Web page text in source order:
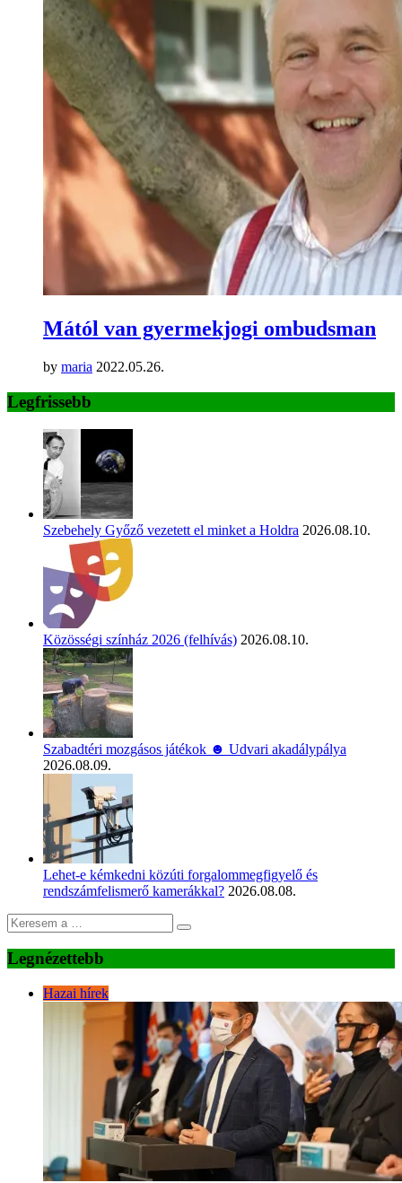
Mától van gyermekjogi ombudsman
by maria 2022.05.26.
Legfrissebb
Szebehely Győző vezetett el minket a Holdra 2026.08.10.
Közösségi színház 2026 (felhívás) 2026.08.10.
Szabadtéri mozgásos játékok ☻ Udvari akadálypálya
2026.08.09.
Lehet-e kémkedni közúti forgalommegfigyelő és
rendszámfelismerő kamerákkal? 2026.08.08.
Legnézettebb
Hazai hírek